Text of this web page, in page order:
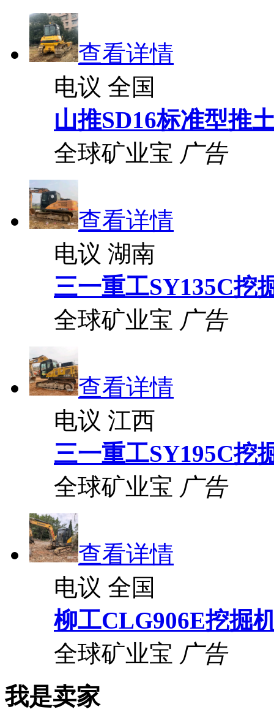
查看详情
电议 全国
山推SD16标准型推
全球矿业宝 广告
查看详情
电议 湖南
三一重工SY135C挖
全球矿业宝 广告
查看详情
电议 江西
三一重工SY195C挖
全球矿业宝 广告
查看详情
电议 全国
柳工CLG906E挖掘
全球矿业宝 广告
我是卖家